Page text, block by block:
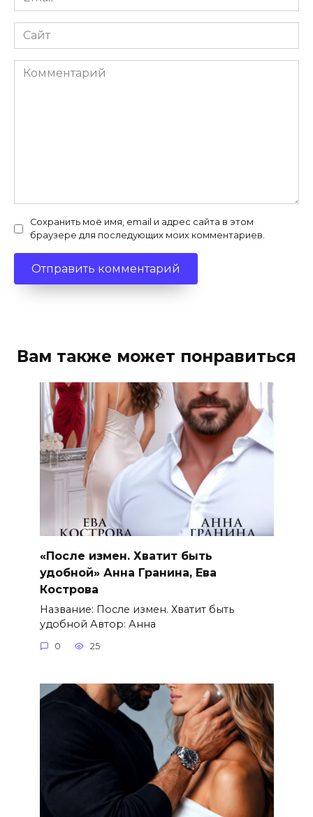
*
Сайт
Комментарий
Сохранить моё имя, email и адрес сайта в этом
браузере для последующих моих комментариев.
Вам также может понравиться
«После измен. Хватит быть
удобной» Анна Гранина, Ева
Кострова
Название: После измен. Хватит быть
удобной Автор: Анна
0 25